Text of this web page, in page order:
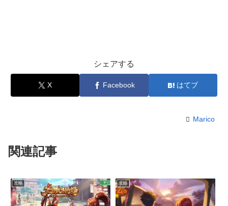
シェアする
X Facebook はてブ
Marico
関連記事
攻略 攻略